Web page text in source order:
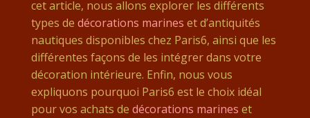
cet article, nous allons explorer les différents
types de décorations marines et d’antiquités
nautiques disponibles chez Paris6, ainsi que les
différentes façons de les intégrer dans votre
décoration intérieure. Enfin, nous vous
expliquons pourquoi Paris6 est le choix idéal
pour vos achats de décorations marines et